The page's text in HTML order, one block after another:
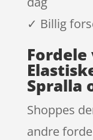
✓ Billig
Spralla
Shoppes
andre